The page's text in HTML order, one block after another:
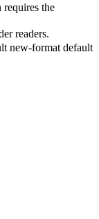
the
readers.
new-format default